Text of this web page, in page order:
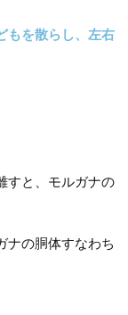
もを散らし、左右
すと、モルガナの
ナの胴体すなわち